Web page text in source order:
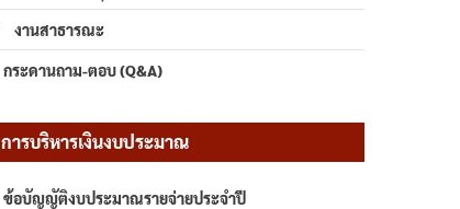
งานสาธารณะ
กระดานถาม-ตอบ (Q&A)
การบริหารเงินงบประมาณ
ข้อบัญญัติงบประมาณรายจ่ายประจำปี